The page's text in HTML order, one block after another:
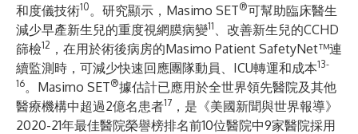
和度儀技術10。研究顯示，Masimo SET®可幫助臨床醫生
減少早產新生兒的重度視網膜病變11 、改善新生兒的CCHD
篩檢12 ，在用於術後病房的Masimo Patient SafetyNet™連
續監測時，可減少快速回應團隊動員、ICU轉運和成本13-
16。Masimo SET®據估計已應用於全世界領先醫院及其他
醫療機構中超過2億名患者17 ，是《美國新聞與世界報導》
2020-21年最佳醫院榮譽榜排名前10位醫院中9家醫院採用